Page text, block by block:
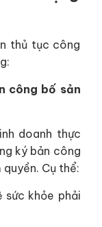
thủ tục công
công bố sản
doanh thực
ký bản công
Cụ thể:
sức khỏe phải